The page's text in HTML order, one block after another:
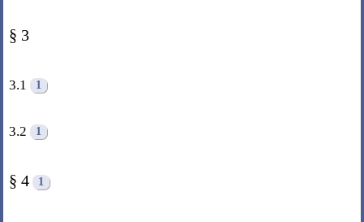
§ 3
3.1 1
3.2 1
§ 4 1